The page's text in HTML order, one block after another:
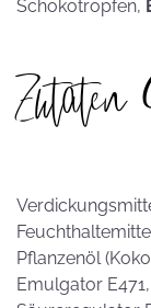
Schokotropfen,
Pflanzenöl
Emulgator